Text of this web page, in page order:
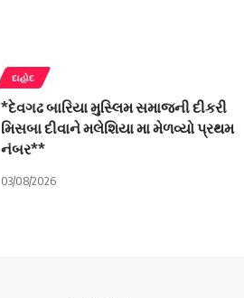
દાહોદ
*દેવગઢ બારિયા મુસ્લિમ સમાજની દીકરી
મિસબા દીવાને મલેશિયા મા મેળવ્યો પ્રથમ
નંબર**
03/08/2026